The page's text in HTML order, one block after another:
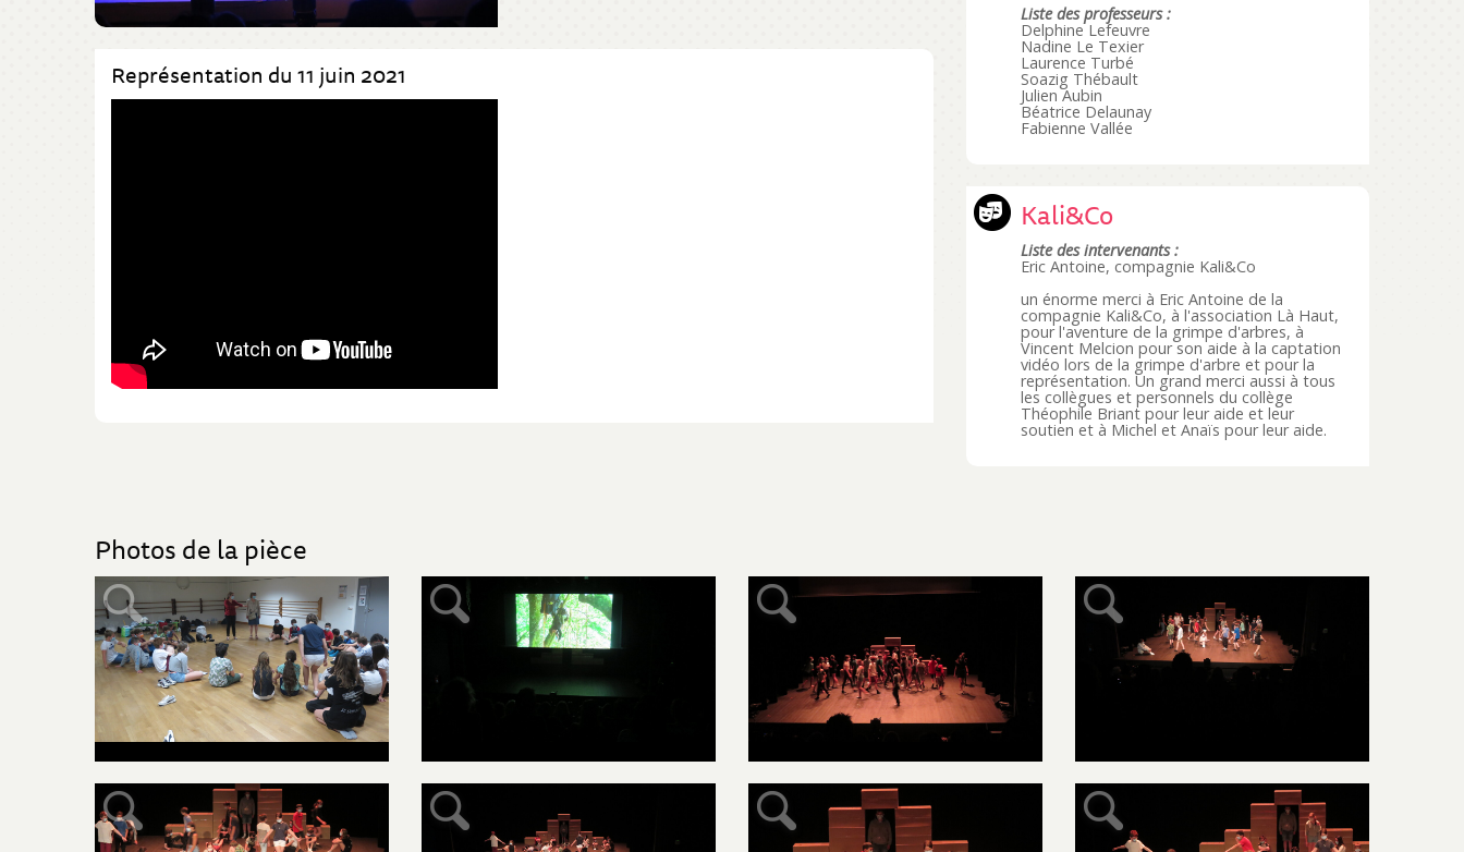
Représentation du 11 juin 2021
Liste des professeurs :
Delphine Lefeuvre
Nadine Le Texier
Laurence Turbé
Soazig Thébault
Julien Aubin
Béatrice Delaunay
Fabienne Vallée
Kali&Co
Liste des intervenants :
Eric Antoine, compagnie Kali&Co
un énorme merci à Eric Antoine de la
compagnie Kali&Co, à l'association Là Haut,
pour l'aventure de la grimpe d'arbres, à
Vincent Melcion pour son aide à la captation
vidéo lors de la grimpe d'arbre et pour la
représentation. Un grand merci aussi à tous
les collègues et personnels du collège
Théophile Briant pour leur aide et leur
soutien et à Michel et Anaïs pour leur aide.
Photos de la pièce